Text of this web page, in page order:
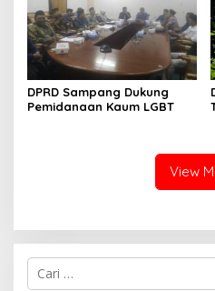
DPRD Sampang Dukung
Pemidanaan Kaum LGBT
View
Cari
untuk: